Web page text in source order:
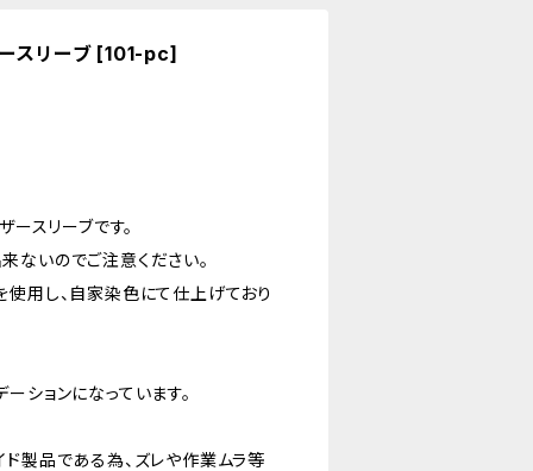
スリーブ [101-pc]
スリーブです。
ないのでご注意ください。
使用し、自家染色にて仕上げており
ションになっています。
製品である為、ズレや作業ムラ等